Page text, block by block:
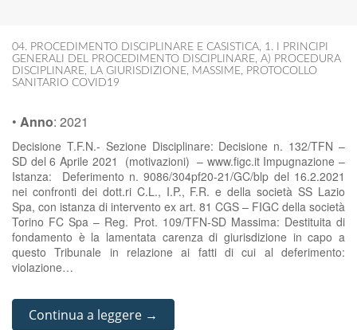
04. PROCEDIMENTO DISCIPLINARE E CASISTICA, 1. I PRINCIPI
GENERALI DEL PROCEDIMENTO DISCIPLINARE, A) PROCEDURA
DISCIPLINARE, LA GIURISDIZIONE, MASSIME, PROTOCOLLO
SANITARIO COVID19
• Anno: 2021
Decisione T.F.N.- Sezione Disciplinare: Decisione n. 132/TFN –
SD del 6 Aprile 2021 (motivazioni) – www.figc.it Impugnazione –
Istanza: Deferimento n. 9086/304pf20-21/GC/blp del 16.2.2021
nei confronti dei dott.ri C.L., I.P., F.R. e della società SS Lazio
Spa, con istanza di intervento ex art. 81 CGS – FIGC della società
Torino FC Spa – Reg. Prot. 109/TFN-SD Massima: Destituita di
fondamento è la lamentata carenza di giurisdizione in capo a
questo Tribunale in relazione ai fatti di cui al deferimento:
violazione…
Continua a leggere →